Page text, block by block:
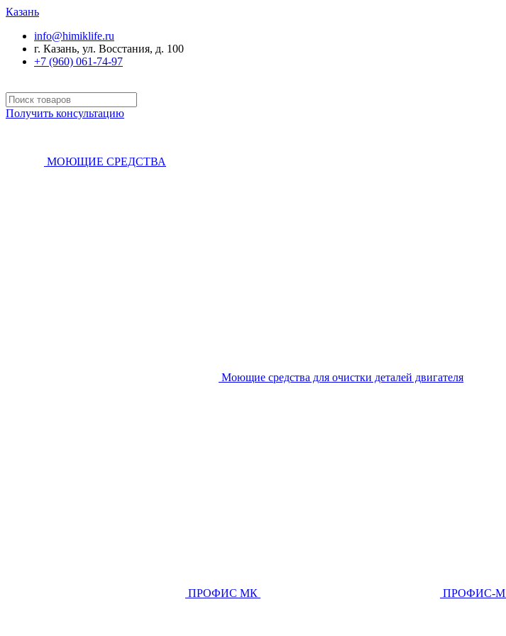
Казань
info@himiklife.ru
г. Казань, ул. Восстания, д. 100
+7 (960) 061-74-97
Получить консультацию
МОЮЩИЕ СРЕДСТВА
Моющие средства для очистки деталей двигателя
ПРОФИС МК ПРОФИС-М